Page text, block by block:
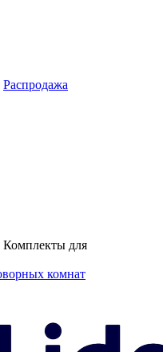
Распродажа
Комплекты для
комнат